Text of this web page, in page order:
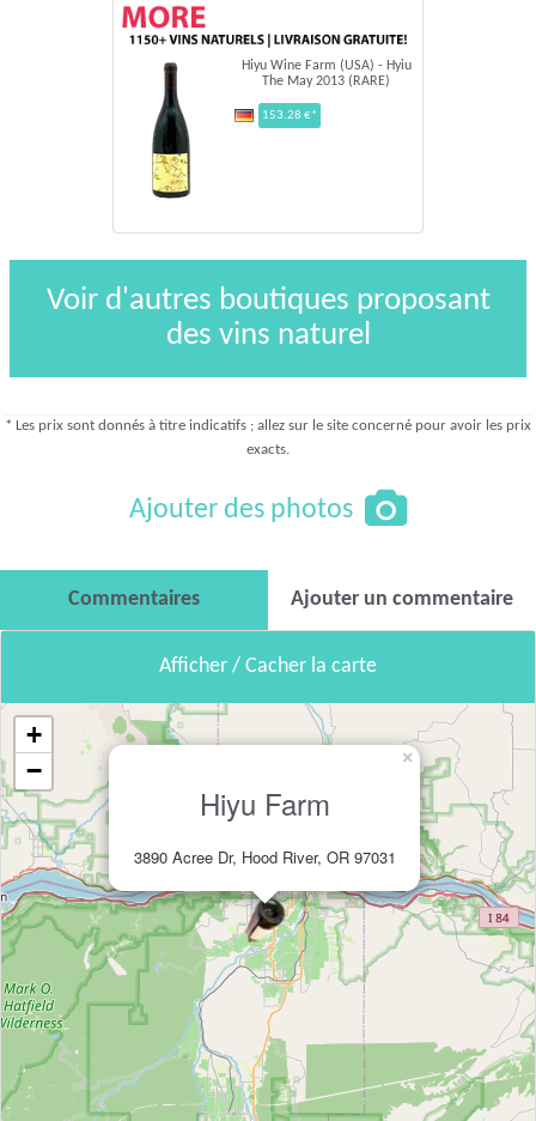
Hiyu Wine Farm (USA) - Hyiu
The May 2013 (RARE)
153.28 €*
Voir d'autres boutiques proposant
des vins naturel
* Les prix sont donnés à titre indicatifs ; allez sur le site concerné pour avoir les prix
exacts.
Ajouter des photos
Commentaires Ajouter un commentaire
Afficher / Cacher la carte
Hiyu Farm
3890 Acree Dr, Hood River, OR 97031
×
+
−